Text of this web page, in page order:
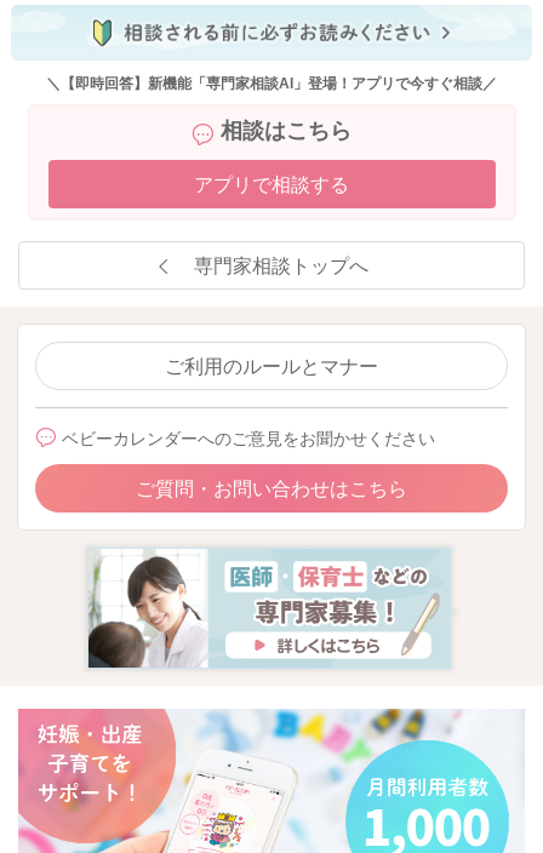
＼【即時回答】新機能「専門家相談AI」登場！アプリで今すぐ相談／
相談はこちら
アプリで相談する
専門家相談トップへ
ご利用のルールとマナー
ベビーカレンダーへのご意見をお聞かせください
ご質問・お問い合わせはこちら